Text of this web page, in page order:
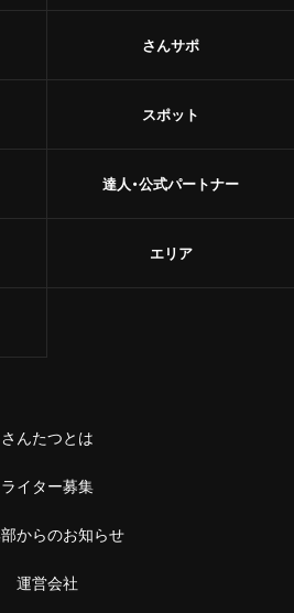
さんサポ
スポット
達人・公式パートナー
エリア
さんたつとは
ライター募集
からのお知らせ
運営会社